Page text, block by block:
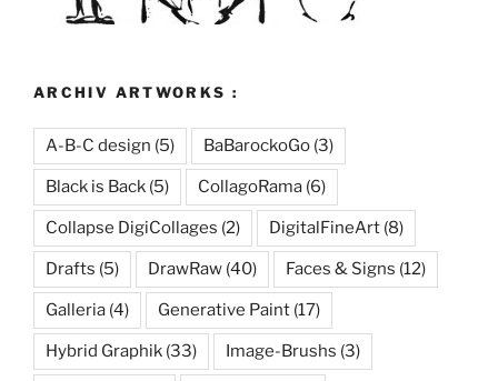
ARCHIV ARTWORKS :
A-B-C design (5) BaBarockoGo (3)
Black is Back (5) CollagoRama (6)
Collapse DigiCollages (2) DigitalFineArt (8)
Drafts (5) DrawRaw (40) Faces & Signs (12)
Galleria (4) Generative Paint (17)
Hybrid Graphik (33) Image-Brushs (3)